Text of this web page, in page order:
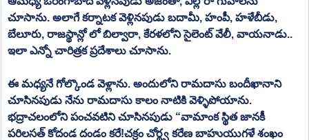
చూసాను. అలాగే కర్నాటక వెళ్లినపుడు బదామీ, హంపీ, హళేబీడు,
బేలూరు, రాజస్థాన్లో లో బిల్వారా, కేరళలోని సైలెంట్ వేలీ, వాయనాడు..
ఇలా ఎన్నో చారిత్రక ప్రదేశాలు చూసాను.
ఈ మధ్యనే గోల్కొండ వెళ్లాను. అందులోని రామదాసు బందీఖానాని
చూసినపుడు నేను రామదాసు కాలం నాటికి వెళ్ళిపోయాను.
భద్రాచలంలోని పంచవటిని చూసినపుడు “వామాంక స్థిత జానకీ
పరిలసత్ కోదండ దండం కరే!చక్రం చోర్థ్వ కరేణ బాహుయుగళే శంఖం